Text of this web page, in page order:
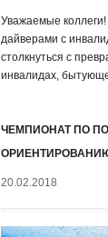
Уважаемые
дайверами с
столкнуться с
инвалидах,
ЧЕМПИОНАТ ПО
20.02.2018